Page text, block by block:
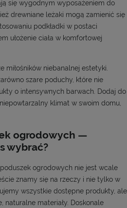
się wygodnym wyposażeniem do
drewniane leżaki mogą zamienić się
podkładki w postaci
ułożenie ciała w komfortowej
miłośników niebanalnej estetyki.
szare poduchy, które nie
o intensywnych barwach. Dodaj do
klimat w swoim domu,
ogrodowych —
wybrać?
ogrodowych nie jest wcale
znamy się na rzeczy i nie tylko w
wszystkie dostępne produkty, ale
naturalne materiały. Doskonale